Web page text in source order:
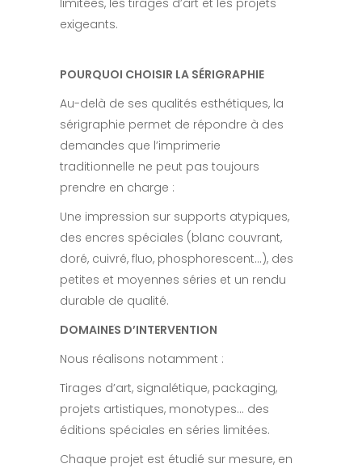
exigeants.
POURQUOI CHOISIR LA SÉRIGRAPHIE
Au-delà de ses qualités esthétiques, la
sérigraphie permet de répondre à des
demandes que l’imprimerie
traditionnelle ne peut pas toujours
prendre en charge :
Une impression sur supports atypiques,
des encres spéciales (blanc couvrant,
doré, cuivré, fluo, phosphorescent…), des
petites et moyennes séries et un rendu
durable de qualité.
DOMAINES D’INTERVENTION
Nous réalisons notamment :
Tirages d’art, signalétique, packaging,
projets artistiques, monotypes… des
éditions spéciales en séries limitées.
Chaque projet est étudié sur mesure, en